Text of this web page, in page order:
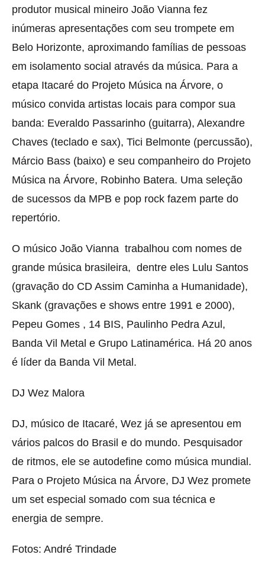
produtor musical mineiro João Vianna fez
inúmeras apresentações com seu trompete em
Belo Horizonte, aproximando famílias de pessoas
em isolamento social através da música. Para a
etapa Itacaré do Projeto Música na Árvore, o
músico convida artistas locais para compor sua
banda: Everaldo Passarinho (guitarra), Alexandre
Chaves (teclado e sax), Tici Belmonte (percussão),
Márcio Bass (baixo) e seu companheiro do Projeto
Música na Árvore, Robinho Batera. Uma seleção
de sucessos da MPB e pop rock fazem parte do
repertório.
O músico João Vianna trabalhou com nomes de
grande música brasileira, dentre eles Lulu Santos
(gravação do CD Assim Caminha a Humanidade),
Skank (gravações e shows entre 1991 e 2000),
Pepeu Gomes , 14 BIS, Paulinho Pedra Azul,
Banda Vil Metal e Grupo Latinamérica. Há 20 anos
é líder da Banda Vil Metal.
DJ Wez Malora
DJ, músico de Itacaré, Wez já se apresentou em
vários palcos do Brasil e do mundo. Pesquisador
de ritmos, ele se autodefine como música mundial.
Para o Projeto Música na Árvore, DJ Wez promete
um set especial somado com sua técnica e
energia de sempre.
Fotos: André Trindade